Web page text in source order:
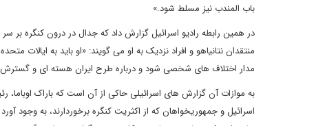
باب المندب نیز مسلط شود.»
در همین رابطه رادیو اسرائیل گزارش داد که جدال در درون کنگره بر
منتقدان نتانیاهو و افراد نزدیک به او می گویند: «او باید به ایالات
مدار اختلاف های شخصی شود و درباره طرح ایران هسته ای و
به موازات آن گزارش های اسرائیلی حاکی از آن است که باراک
اسرائیل و جمهوریخواهان که از اکثریت کنگره برخوردارند، به وجود